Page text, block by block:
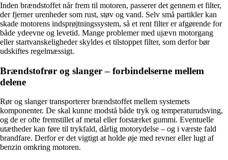
Inden brændstoffet når frem til motoren, passerer det gennem et filter,
der fjerner urenheder som rust, støv og vand. Selv små partikler kan
skade motorens indsprøjtningssystem, så et rent filter er afgørende for
både ydeevne og levetid. Mange problemer med ujævn motorgang
eller startvanskeligheder skyldes et tilstoppet filter, som derfor bør
udskiftes regelmæssigt.
Brændstofrør og slanger – forbindelserne mellem
delene
Rør og slanger transporterer brændstoffet mellem systemets
komponenter. De skal kunne modstå både tryk og temperaturudsving,
og de er ofte fremstillet af metal eller forstærket gummi. Eventuelle
utætheder kan føre til trykfald, dårlig motorydelse – og i værste fald
brandfare. Derfor er det vigtigt at holde øje med revner eller lugt af
benzin omkring motoren.